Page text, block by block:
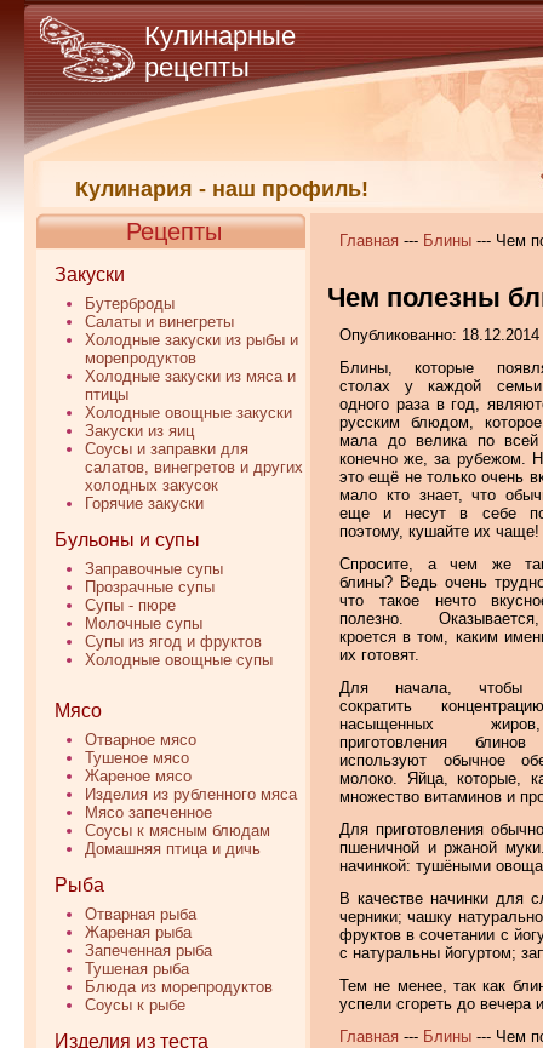
Кулинария - наш профиль!
Кулинарные
рецепты
Рецепты
Закуски
Бутерброды
Салаты и винегреты
Холодные закуски из рыбы и
морепродуктов
Холодные закуски из мяса и
птицы
Холодные овощные закуски
Закуски из яиц
Соусы и заправки для
салатов, винегретов и других
холодных закусок
Горячие закуски
Бульоны и супы
Заправочные супы
Прозрачные супы
Супы - пюре
Молочные супы
Супы из ягод и фруктов
Холодные овощные супы
Мясо
Отварное мясо
Тушеное мясо
Жареное мясо
Изделия из рубленного мяса
Мясо запеченное
Соусы к мясным блюдам
Домашняя птица и дичь
Рыба
Отварная рыба
Жареная рыба
Запеченная рыба
Тушеная рыба
Блюда из морепродуктов
Соусы к рыбе
Изделия из теста
Главная --- Блины --- Чем
Чем полезны
Опубликованно: 18.12.2014
Блины, которые
столах у каждой
одного раза в год,
русским блюдом,
мала до велика по
конечно же, за рубежом.
это ещё не только очень
мало кто знает, что
еще и несут в себе
поэтому, кушайте их чаще!
Спросите, а чем же
блины? Ведь очень
что такое нечто
полезно.
кроется в том, каким
их готовят.
Для начала, чтобы
сократить
насыщенных
приготовления блинов
используют обычное
молоко. Яйца, которые,
множество витаминов и
Для приготовления
пшеничной и ржаной
начинкой: тушёными
В качестве начинки для
черники; чашку
фруктов в сочетании с
с натуральны йогуртом;
Тем не менее, так как
успели сгореть до вечера
Главная --- Блины --- Чем